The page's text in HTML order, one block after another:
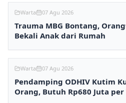
Warta 07 Agu 2026
Trauma MBG Bontang,
Bekali Anak dari Rumah
Warta 07 Agu 2026
Pendamping ODHIV Kutim
Orang, Butuh Rp680 Juta per